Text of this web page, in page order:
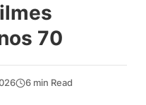
70
6 min Read